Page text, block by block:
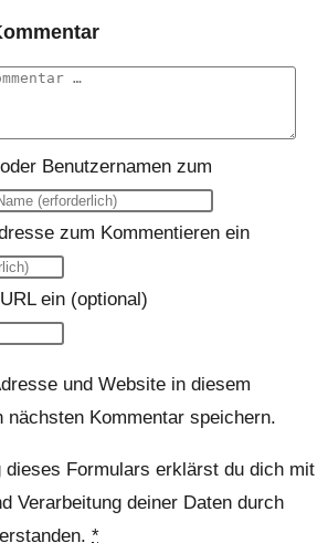
Benutzernamen zum
zum Kommentieren ein
ein (optional)
und Website in diesem
nächsten Kommentar speichern.
dieses Formulars erklärst du dich mit
Verarbeitung deiner Daten durch
*